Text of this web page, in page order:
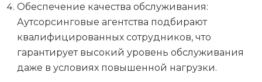
Обеспечение качества обслуживания:
Аутсорсинговые агентства подбирают
квалифицированных сотрудников, что
гарантирует высокий уровень обслуживания
даже в условиях повышенной нагрузки.